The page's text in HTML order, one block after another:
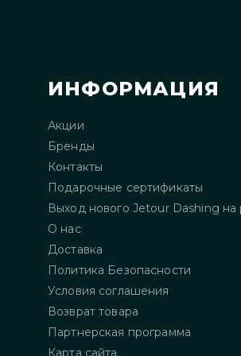
ИНФОРМАЦИЯ
Акции
Бренды
Контакты
Подарочные сертификаты
Выход нового Jetour Dashing на
О нас
Доставка
Политика Безопасности
Условия соглашения
Возврат товара
Партнерская программа
Карта сайта